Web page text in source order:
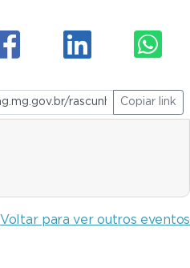
Copiar link
Voltar para ver outros eventos